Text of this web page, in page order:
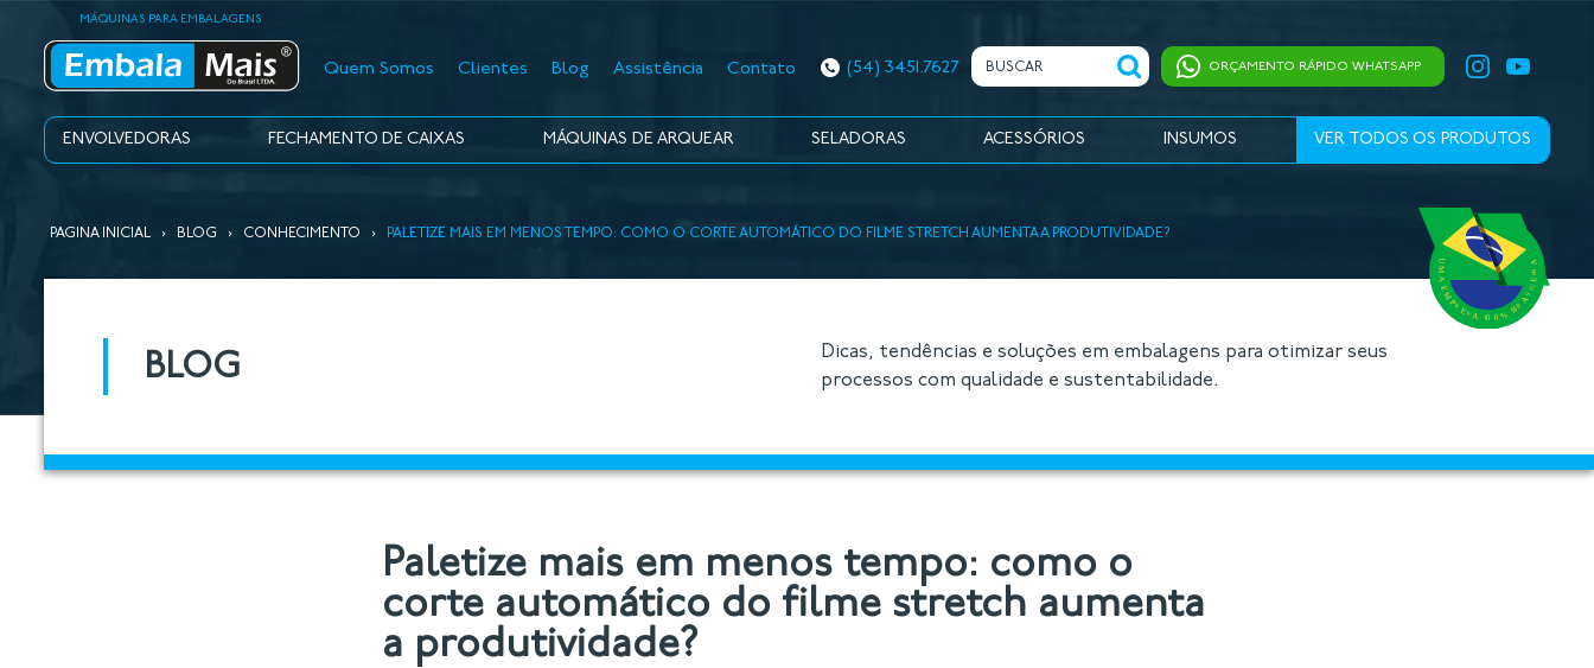
MÁQUINAS PARA EMBALAGENS
Quem Somos Clientes Blog Assistência Contato (54) 3451.7627 ORÇAMENTO RÁPIDO WHATSAPP
ENVOLVEDORAS FECHAMENTO DE CAIXAS MÁQUINAS DE ARQUEAR SELADORAS ACESSÓRIOS INSUMOS VER TODOS OS PRODUTOS
PAGINA INICIAL › BLOG › CONHECIMENTO › PALETIZE MAIS EM MENOS TEMPO: COMO O CORTE AUTOMÁTICO DO FILME STRETCH AUMENTA A PRODUTIVIDADE?
BLOG
Dicas, tendências e soluções em embalagens para otimizar seus
processos com qualidade e sustentabilidade.
Paletize mais em menos tempo: como o
corte automático do filme stretch aumenta
a produtividade?